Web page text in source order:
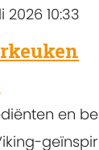
10:33
en